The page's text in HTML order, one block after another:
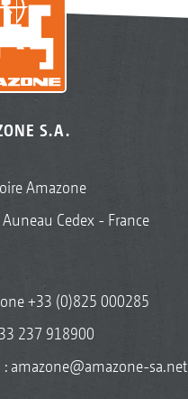
S.A.
Amazone
Cedex - France
+33 (0)825 000285
237 918900
: amazone@amazone-sa.net